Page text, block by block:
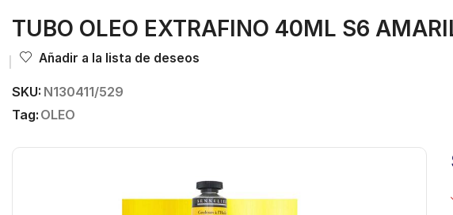
TUBO OLEO EXTRAFINO 40ML S6
Añadir a la lista de deseos
SKU: N130411/529
Tag: OLEO